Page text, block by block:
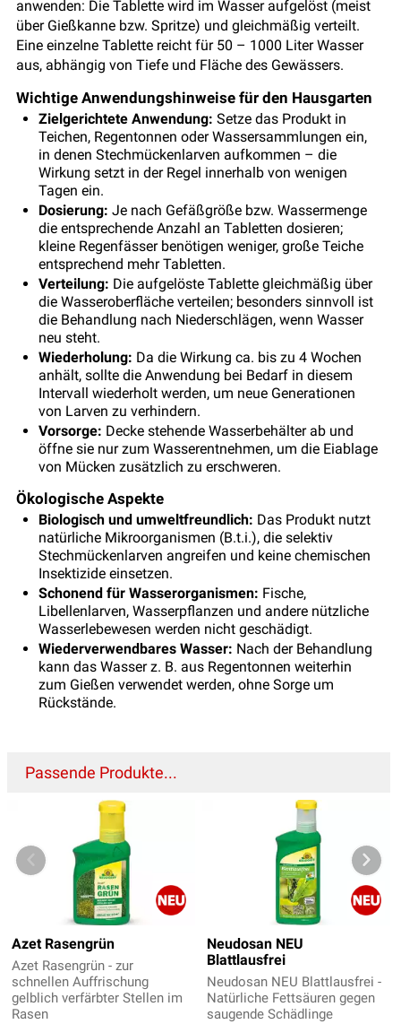
anwenden: Die Tablette wird im Wasser aufgelöst (meist
über Gießkanne bzw. Spritze) und gleichmäßig verteilt.
Eine einzelne Tablette reicht für 50 – 1000 Liter Wasser
aus, abhängig von Tiefe und Fläche des Gewässers.
Wichtige Anwendungshinweise für den Hausgarten
Zielgerichtete Anwendung: Setze das Produkt in
Teichen, Regentonnen oder Wassersammlungen ein,
in denen Stechmückenlarven aufkommen – die
Wirkung setzt in der Regel innerhalb von wenigen
Tagen ein.
Dosierung: Je nach Gefäßgröße bzw. Wassermenge
die entsprechende Anzahl an Tabletten dosieren;
kleine Regenfässer benötigen weniger, große Teiche
entsprechend mehr Tabletten.
Verteilung: Die aufgelöste Tablette gleichmäßig über
die Wasseroberfläche verteilen; besonders sinnvoll ist
die Behandlung nach Niederschlägen, wenn Wasser
neu steht.
Wiederholung: Da die Wirkung ca. bis zu 4 Wochen
anhält, sollte die Anwendung bei Bedarf in diesem
Intervall wiederholt werden, um neue Generationen
von Larven zu verhindern.
Vorsorge: Decke stehende Wasserbehälter ab und
öffne sie nur zum Wasserentnehmen, um die Eiablage
von Mücken zusätzlich zu erschweren.
Ökologische Aspekte
Biologisch und umweltfreundlich: Das Produkt nutzt
natürliche Mikroorganismen (B.t.i.), die selektiv
Stechmückenlarven angreifen und keine chemischen
Insektizide einsetzen.
Schonend für Wasserorganismen: Fische,
Libellenlarven, Wasserpflanzen und andere nützliche
Wasserlebewesen werden nicht geschädigt.
Wiederverwendbares Wasser: Nach der Behandlung
kann das Wasser z. B. aus Regentonnen weiterhin
zum Gießen verwendet werden, ohne Sorge um
Rückstände.
Passende Produkte...
Azet Rasengrün
Azet Rasengrün - zur
schnellen Auffrischung
gelblich verfärbter Stellen im
Rasen
Neudosan NEU
Blattlausfrei
Neudosan NEU Blattlausfrei -
Natürliche Fettsäuren gegen
saugende Schädlinge